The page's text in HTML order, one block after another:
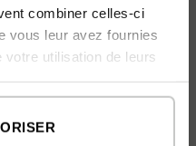
combiner celles-ci
vous leur avez fournies
utilisation de leurs